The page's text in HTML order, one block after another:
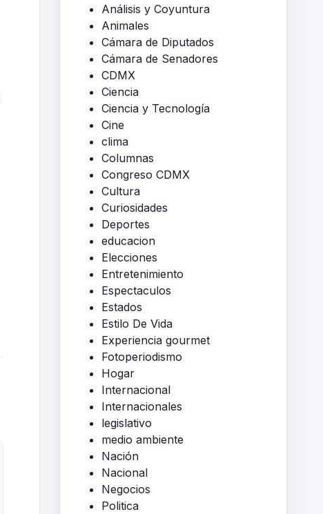
Análisis y Coyuntura
Animales
Cámara de Diputados
Cámara de Senadores
CDMX
Ciencia
Ciencia y Tecnología
Cine
clima
Columnas
Congreso CDMX
Cultura
Curiosidades
Deportes
educacion
Elecciones
Entretenimiento
Espectaculos
Estados
Estilo De Vida
Experiencia gourmet
Fotoperiodismo
Hogar
Internacional
Internacionales
legislativo
medio ambiente
Nación
Nacional
Negocios
Politica